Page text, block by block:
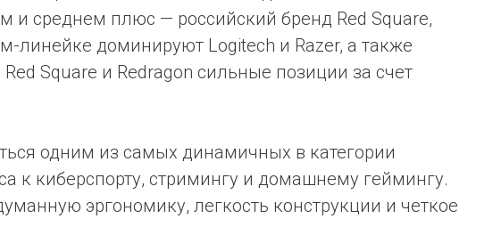
и среднем плюс — российский бренд Red Square,
линейке доминируют Logitech и Razer, а также
Square и Redragon сильные позиции за счет
одним из самых динамичных в категории
к киберспорту, стримингу и домашнему геймингу.
эргономику, легкость конструкции и четкое